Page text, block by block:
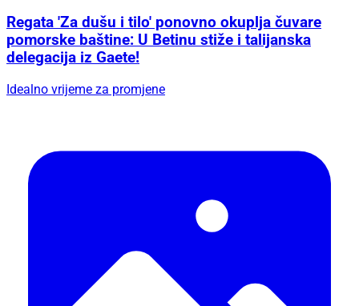
Regata 'Za dušu i tilo' ponovno okuplja čuvare
pomorske baštine: U Betinu stiže i talijanska
delegacija iz Gaete!
Idealno vrijeme za promjene